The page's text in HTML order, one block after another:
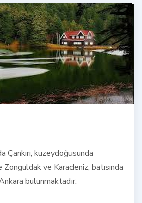
Çankırı, kuzeydoğusunda
ve Karadeniz, batısında
bulunmaktadır.